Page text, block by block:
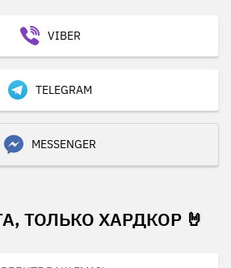
VIBER
TELEGRAM
MESSENGER
ТОЛЬКО ХАРДКОР 🤘